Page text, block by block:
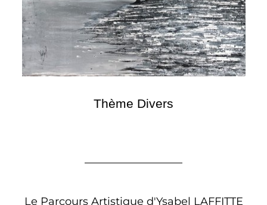
Thème Divers
Le Parcours Artistique d'Ysabel LAFFITTE